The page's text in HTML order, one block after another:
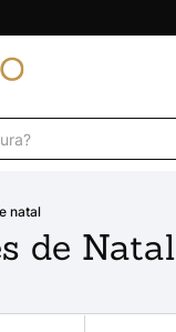
natal
de Natal